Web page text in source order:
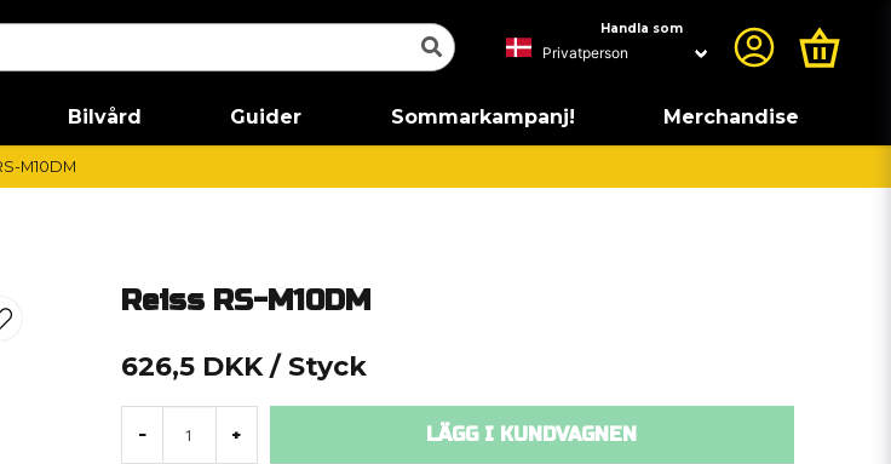
Handla som
Bilvård Guider Sommarkampanj! Merchandise
M10DM
Reiss RS-M10DM
626,5 DKK / Styck
- + LÄGG I KUNDVAGNEN